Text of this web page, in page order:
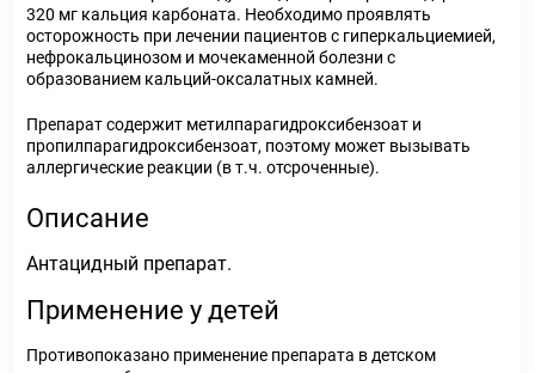
320 мг кальция карбоната. Необходимо проявлять
осторожность при лечении пациентов с гиперкальциемией,
нефрокальцинозом и мочекаменной болезни с
образованием кальций-оксалатных камней.
Препарат содержит метилпарагидроксибензоат и
пропилпарагидроксибензоат, поэтому может вызывать
аллергические реакции (в т.ч. отсроченные).
Описание
Антацидный препарат.
Применение у детей
Противопоказано применение препарата в детском